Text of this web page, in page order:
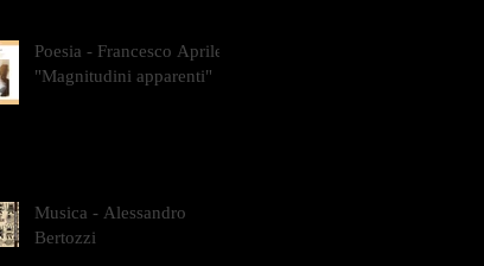
Poesia - Francesco Aprile -
"Magnitudini apparenti"
Musica - Alessandro
Bertozzi